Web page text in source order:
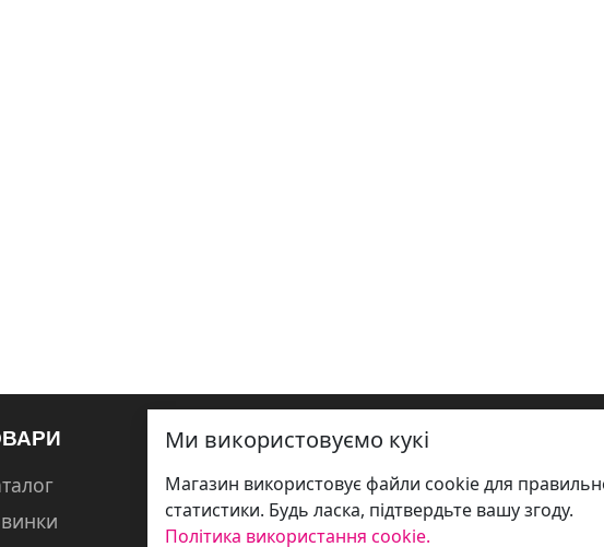
Ми використовуємо кукі
Магазин використовує файли cookie для
статистики. Будь ласка, підтвердьте вашу згоду.
Політика використання cookie.